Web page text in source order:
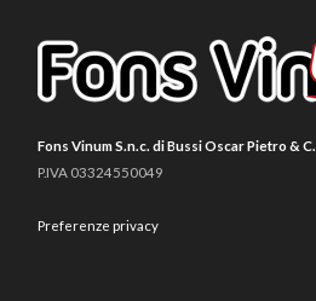
Fons Vinum S.n.c. di Bussi Oscar Pietro & C.
P.IVA 03324550049
Preferenze privacy